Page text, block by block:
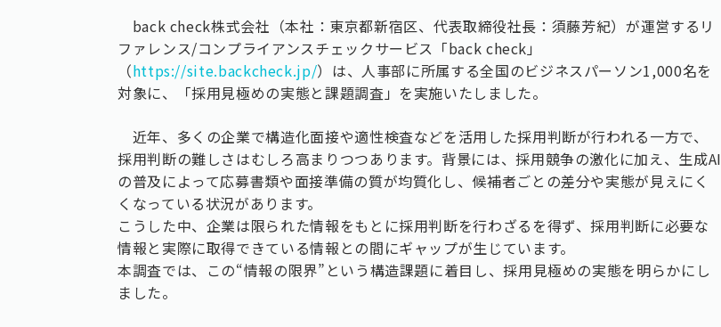
back check株式会社（本社：東京都新宿区、代表取締役社長：須藤芳紀）が運営するリ
ファレンス/コンプライアンスチェックサービス「back check」
（https://site.backcheck.jp/）は、人事部に所属する全国のビジネスパーソン1,000名を
対象に、「採用見極めの実態と課題調査」を実施いたしました。
近年、多くの企業で構造化面接や適性検査などを活用した採用判断が行われる一方で、
採用判断の難しさはむしろ高まりつつあります。背景には、採用競争の激化に加え、生成AI
の普及によって応募書類や面接準備の質が均質化し、候補者ごとの差分や実態が見えにく
くなっている状況があります。
こうした中、企業は限られた情報をもとに採用判断を行わざるを得ず、採用判断に必要な
情報と実際に取得できている情報との間にギャップが生じています。
本調査では、この“情報の限界”という構造課題に着目し、採用見極めの実態を明らかにし
ました。